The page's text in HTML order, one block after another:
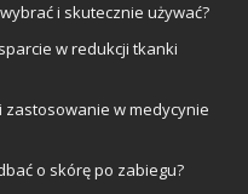
i skutecznie używać?
w redukcji tkanki
zastosowanie w medycynie
o skórę po zabiegu?